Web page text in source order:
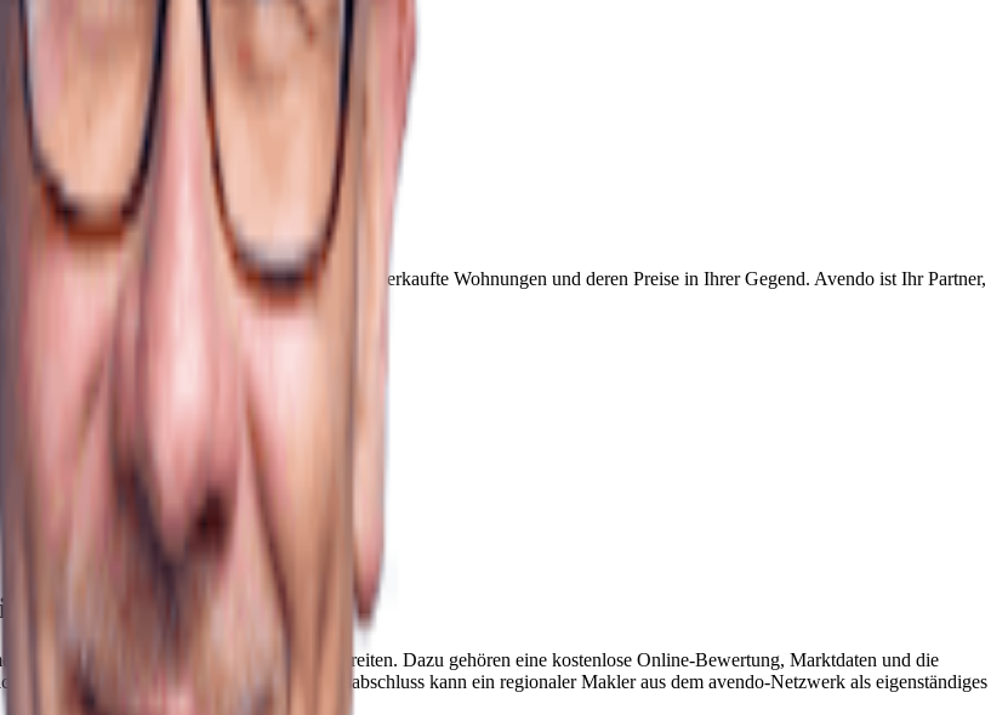
inklusive einer Übersicht über kürzlich verkaufte Wohnungen und deren Preise in Ihrer Gegend. Avendo ist Ihr Partner,
Anleitung
den Ablauf mit der avendo-Plattform vorbereiten. Dazu gehören eine kostenlose Online-Bewertung, Marktdaten und die
Verhandlungen und den Verkaufsabschluss kann ein regionaler Makler aus dem avendo-Netzwerk als eigenständiges